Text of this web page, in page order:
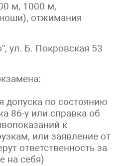
м, 1000 м,
отжимания
ул. Б. Покровская 53
допуска по состоянию
86-у или справка об
к
или заявление от
ответственность за
на себя)